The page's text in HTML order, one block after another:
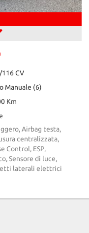
116 CV
Manuale (6)
Km
Airbag testa,
centralizzata,
Control, ESP,
Sensore di luce,
laterali elettrici
utente